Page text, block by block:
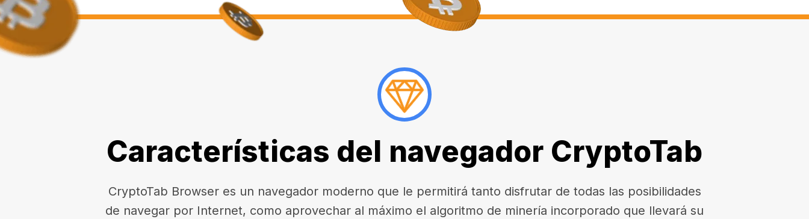
Características del navegador CryptoTab
CryptoTab Browser es un navegador moderno que le permitirá tanto disfrutar de todas las posibilidades
de navegar por Internet, como aprovechar al máximo el algoritmo de minería incorporado que llevará su